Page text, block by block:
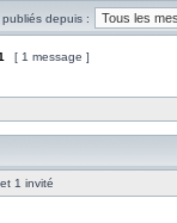
depuis :
[ 1 message ]
1 invité